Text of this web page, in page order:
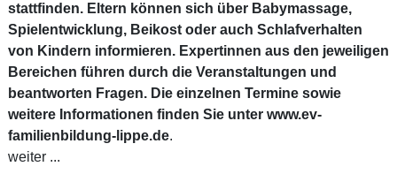
stattfinden. Eltern können sich über Babymassage,
Spielentwicklung, Beikost oder auch Schlafverhalten
von Kindern informieren. Expertinnen aus den jeweiligen
Bereichen führen durch die Veranstaltungen und
beantworten Fragen. Die einzelnen Termine sowie
weitere Informationen finden Sie unter www.ev-
familienbildung-lippe.de.
weiter ...